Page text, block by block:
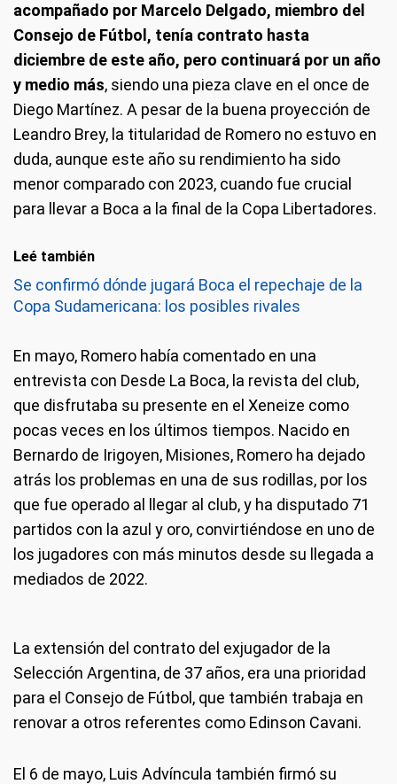
acompañado por Marcelo Delgado, miembro del
Consejo de Fútbol, tenía contrato hasta
diciembre de este año, pero continuará por un año
y medio más, siendo una pieza clave en el once de
Diego Martínez. A pesar de la buena proyección de
Leandro Brey, la titularidad de Romero no estuvo en
duda, aunque este año su rendimiento ha sido
menor comparado con 2023, cuando fue crucial
para llevar a Boca a la final de la Copa Libertadores.
Leé también
Se confirmó dónde jugará Boca el repechaje de la
Copa Sudamericana: los posibles rivales
En mayo, Romero había comentado en una
entrevista con Desde La Boca, la revista del club,
que disfrutaba su presente en el Xeneize como
pocas veces en los últimos tiempos. Nacido en
Bernardo de Irigoyen, Misiones, Romero ha dejado
atrás los problemas en una de sus rodillas, por los
que fue operado al llegar al club, y ha disputado 71
partidos con la azul y oro, convirtiéndose en uno de
los jugadores con más minutos desde su llegada a
mediados de 2022.
La extensión del contrato del exjugador de la
Selección Argentina, de 37 años, era una prioridad
para el Consejo de Fútbol, que también trabaja en
renovar a otros referentes como Edinson Cavani.
El 6 de mayo, Luis Advíncula también firmó su